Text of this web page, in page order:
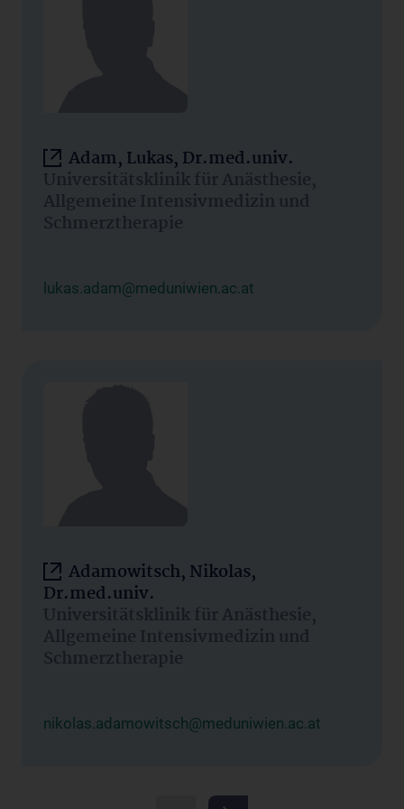
Adam, Lukas, Dr.med.univ.
Universitätsklinik für Anästhesie,
Allgemeine Intensivmedizin und
Schmerztherapie
lukas.adam@meduniwien.ac.at
Adamowitsch, Nikolas,
Dr.med.univ.
Universitätsklinik für Anästhesie,
Allgemeine Intensivmedizin und
Schmerztherapie
nikolas.adamowitsch@meduniwien.ac.at